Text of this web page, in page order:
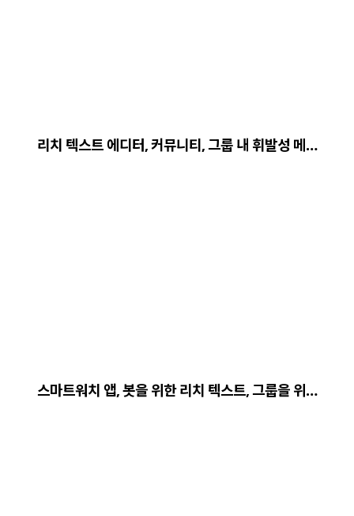
리치 텍스트 에디터, 커뮤니티, 그룹 내 휘발성 메…
스마트워치 앱, 봇을 위한 리치 텍스트, 그룹을 위…